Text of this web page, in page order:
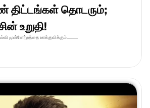
திட்டங்கள் தொடரும்;
உறுதி!
முன்னேற்றத்தை ஊக்குவிக்கும்...........